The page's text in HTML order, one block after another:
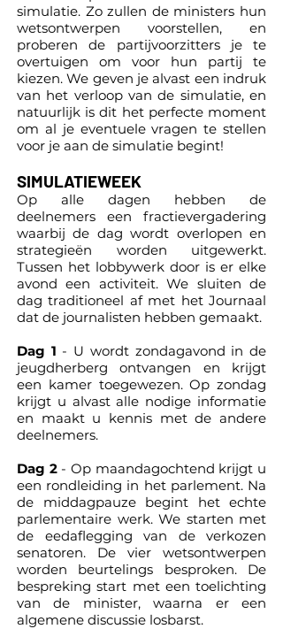
simulatie. Zo zullen de ministers hun
wetsontwerpen voorstellen, en
proberen de partijvoorzitters je te
overtuigen om voor hun partij te
kiezen. We geven je alvast een indruk
van het verloop van de simulatie, en
natuurlijk is dit het perfecte moment
om al je eventuele vragen te stellen
voor je aan de simulatie begint!
SIMULATIEWEEK
Op alle dagen hebben de
deelnemers een fractievergadering
waarbij de dag wordt overlopen en
strategieën worden uitgewerkt.
Tussen het lobbywerk door is er elke
avond een activiteit. We sluiten de
dag traditioneel af met het Journaal
dat de journalisten hebben gemaakt.
Dag 1 - U wordt zondagavond in de
jeugdherberg ontvangen en krijgt
een kamer toegewezen. Op zondag
krijgt u alvast alle nodige informatie
en maakt u kennis met de andere
deelnemers.
Dag 2- Op maandagochtend krijgt u
een rondleiding in het parlement. Na
de middagpauze begint het echte
parlementaire werk. We starten met
de eedaflegging van de verkozen
senatoren. De vier wetsontwerpen
worden beurtelings besproken. De
bespreking start met een toelichting
van de minister, waarna er een
algemene discussie losbarst.